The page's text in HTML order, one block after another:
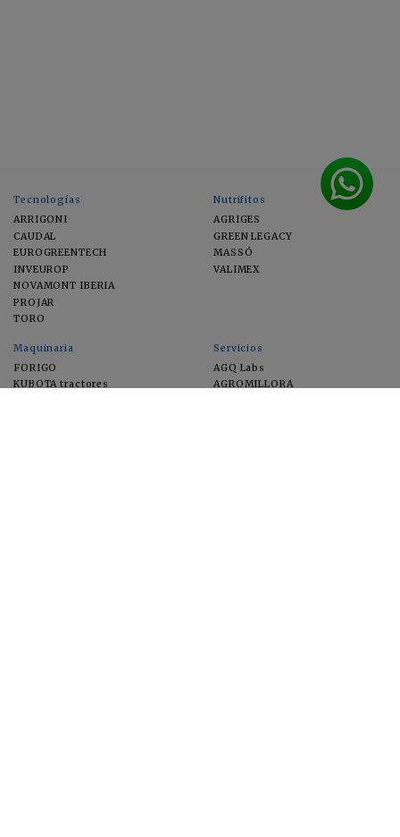
Tecnologías
ARRIGONI
CAUDAL
EUROGREENTECH
INVEUROP
NOVAMONT IBERIA
PROJAR
TORO
Nutrifitos
AGRIGES
GREEN LEGACY
MASSÓ
VALIMEX
Maquinaria
FORIGO
KUBOTA tractores
Servicios
AGQ Labs
AGROMILLORA